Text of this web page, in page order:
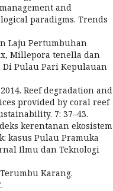
and
paradigms. Trends
Laju Pertumbuhan
Millepora tenella dan
Pulau Pari Kepulauan
Reef degradation and
provided by coral reef
7: 37–43.
kerentanan ekosistem
kasus Pulau Pramuka
Ilmu dan Teknologi
Karang.